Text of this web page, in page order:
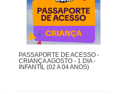
PASSAPORTE DE ACESSO -
CRIANÇA AGOSTO - 1 DIA -
INFANTIL (02 A 04 ANOS)